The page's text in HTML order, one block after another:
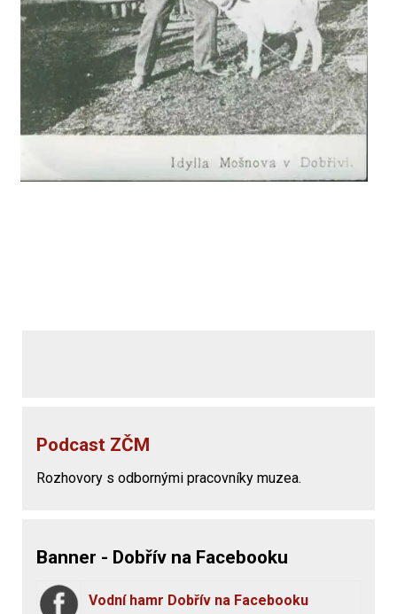
Podcast ZČM
Rozhovory s odbornými pracovníky muzea.
Banner - Dobřív na Facebooku
Vodní hamr Dobřív na Facebooku